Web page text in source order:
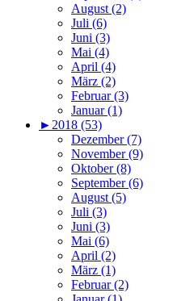
August (2)
Juli (6)
Juni (3)
Mai (4)
April (4)
März (2)
Februar (3)
Januar (1)
► 2018 (53)
Dezember (7)
November (9)
Oktober (8)
September (6)
August (5)
Juli (3)
Juni (3)
Mai (6)
April (2)
März (1)
Februar (2)